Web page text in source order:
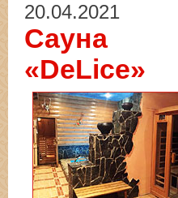
20.04.2021
Сауна
«DeLice»